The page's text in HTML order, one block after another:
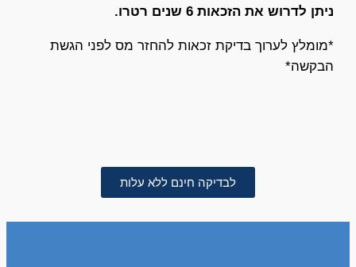
ניתן לדרוש את הזכאות 6 שנים רטרו.
*מומלץ לערוך בדיקת זכאות להחזר מס לפני הגשת
הבקשה*
לבדיקה חינם ללא עלות